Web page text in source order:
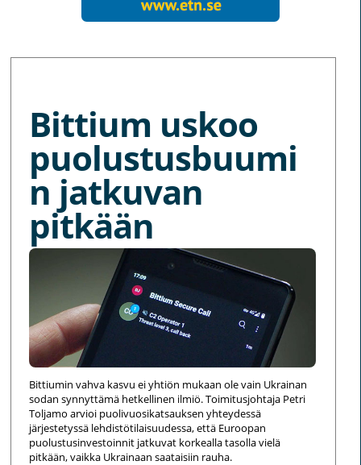
Bittium uskoo
puolustusbuumi
n jatkuvan
pitkään
Bittiumin vahva kasvu ei yhtiön mukaan ole vain Ukrainan
sodan synnyttämä hetkellinen ilmiö. Toimitusjohtaja Petri
Toljamo arvioi puolivuosikatsauksen yhteydessä
järjestetyssä lehdistötilaisuudessa, että Euroopan
puolustusinvestoinnit jatkuvat korkealla tasolla vielä
pitkään, vaikka Ukrainaan saataisiin rauha.